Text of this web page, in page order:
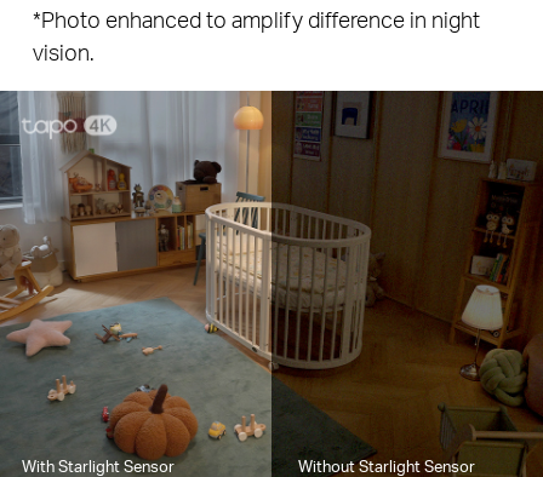
*Photo enhanced to amplify difference in night
vision.
With Starlight Sensor Without Starlight Sensor